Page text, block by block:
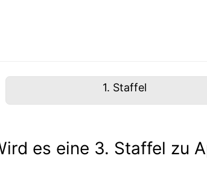
1. Staffel
es eine 3. Staffel zu